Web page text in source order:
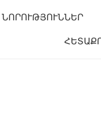
ՆՈՐՈՒԹՅՈՒՆՆԵՐ